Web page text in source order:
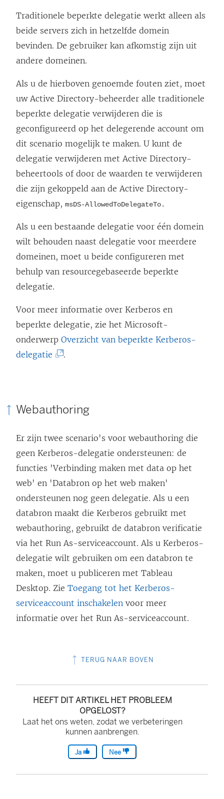
n
d
)
Traditionele beperkte delegatie werkt alleen als
beide servers zich in hetzelfde domein
bevinden. De gebruiker kan afkomstig zijn uit
andere domeinen.
Als u de hierboven genoemde fouten ziet, moet
uw Active Directory-beheerder alle traditionele
beperkte delegatie verwijderen die is
geconfigureerd op het delegerende account om
dit scenario mogelijk te maken. U kunt de
delegatie verwijderen met Active Directory-
beheertools of door de waarden te verwijderen
die zijn gekoppeld aan de Active Directory-
eigenschap, msDS-AllowedToDelegateTo.
Als u een bestaande delegatie voor één domein
wilt behouden naast delegatie voor meerdere
domeinen, moet u beide configureren met
behulp van resourcegebaseerde beperkte
delegatie.
Voor meer informatie over Kerberos en
beperkte delegatie, zie het Microsoft-
onderwerp Overzicht van beperkte Kerberos-
delegatie
k
o
r
d
t
i
n
e
e
n
n
i
e
u
n
s
e
.
Webauthoring
Er zijn twee scenario's voor webauthoring die
geen Kerberos-delegatie ondersteunen: de
functies 'Verbinding maken met data op het
web' en 'Databron op het web maken'
ondersteunen nog geen delegatie. Als u een
databron maakt die Kerberos gebruikt met
webauthoring, gebruikt de databron verificatie
via het Run As-serviceaccount. Als u Kerberos-
delegatie wilt gebruiken om een databron te
maken, moet u publiceren met Tableau
Desktop. Zie Toegang tot het Kerberos-
serviceaccount inschakelen voor meer
informatie over het Run As-serviceaccount.
TERUG NAAR BOVEN
HEEFT DIT ARTIKEL HET PROBLEEM
OPGELOST?
Laat het ons weten, zodat we verbeteringen
kunnen aanbrengen.
Ja Nee